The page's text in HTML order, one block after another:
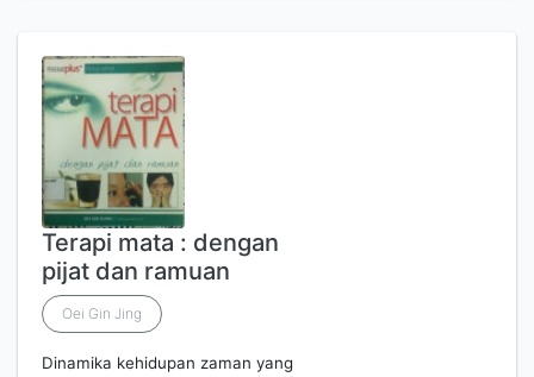
Terapi mata : dengan
pijat dan ramuan
Oei Gin Jing
Dinamika kehidupan zaman yang